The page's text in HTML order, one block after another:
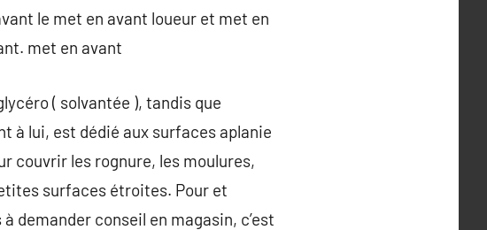
le met en avant loueur et met en
met en avant
( solvantée ), tandis que
à lui, est dédié aux surfaces aplanie
couvrir les rognure, les moulures,
surfaces étroites. Pour et
demander conseil en magasin, c’est